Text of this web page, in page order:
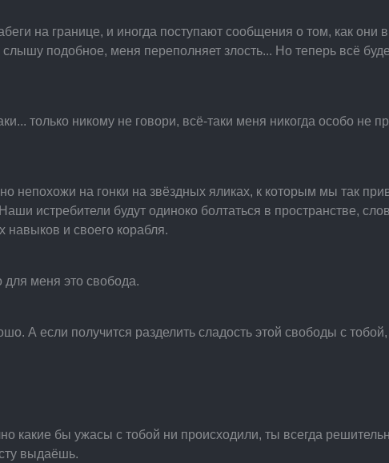
на границе, и иногда поступают сообщения о том, как они
подобное, меня переполняет злость... Но теперь всё
только никому не говори, всё-таки меня никогда особо не
непохожи на гонки на звёздных яликах, к которым мы так
истребители будут одиноко болтаться в пространстве,
навыков и своего корабля.
меня это свобода.
А если получится разделить сладость этой свободы с
какие бы ужасы с тобой ни происходили, ты всегда
выдаёшь.